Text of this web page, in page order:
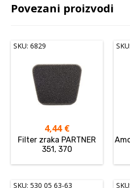
Povezani proizvodi
SKU: 6829
4,44 €
Filter zraka PARTNER
351, 370
SKU: 530 05 63-63